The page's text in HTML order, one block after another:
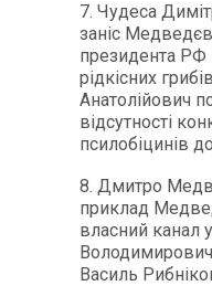
7. Чудеса
заніс
президента РФ
рідкісних
Анатолійович
відсутності
псилобіцинів
8. Дмитро
приклад
власний канал
Володимирович
Василь